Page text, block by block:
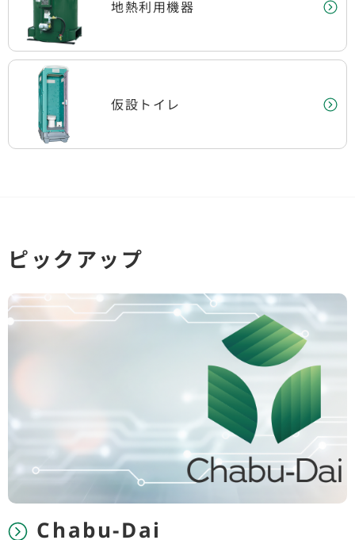
地熱利用機器
仮設トイレ
ピックアップ
Chabu-Dai